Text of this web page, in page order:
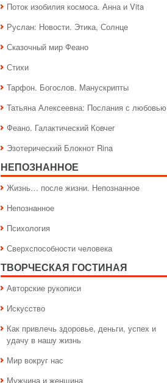
Поток изобилия космоса. Анна и Vita
Руслан: Новости. Этика, Солнце
Сказочный мир Феано
Стихи
Тарфон. Богослов. Манускрипты
Татьяна Алексеевна: Послания с любовью
Феано. Галактический Ковчег
Эзотерический Блокнот Rina
НЕПОЗНАННОЕ
Жизнь… после жизни. Непознанное
Непознанное
Психология
Сверхспособности человека
ТВОРЧЕСКАЯ ГОСТИНАЯ
Авторские рукописи
Искусство
Как привлечь здоровье, деньги, успех и
удачу в нашу жизнь
Мир вокруг нас
Мужчина и женщина